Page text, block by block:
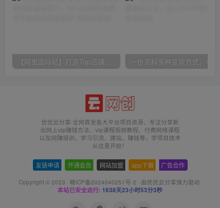
优优云分享-全网首发各大平台项目资源、专注分享新
出网上vip赚钱方法、vip课程视频教程、付费网络课程
以及网赚培训，学习引流、建站、赚钱等，学项目技术
从这里开始！
友链申请 开通会员 网站加盟 app下载 广告合作
Copyright © 2023 · 赣ICP备2024040251号-2 · 由优优云分享强力驱动.
本站已安全运行: 1638天23小时53分4秒